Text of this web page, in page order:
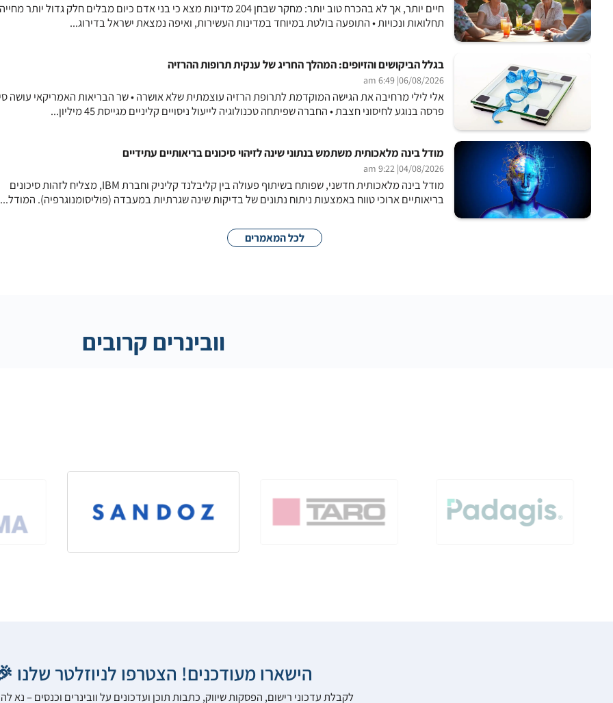
חיים יותר, אך לא בהכרח טוב יותר: מחקר שבחן 204 מדינות מצא כי בני אדם כיום מבלים חלק גדול
תחלואות ונכויות • התופעה בולטת במיוחד במדינות העשירות, ואיפה נמצאת ישראל בדירוג...
בגלל הביקושים והזיופים: המהלך החריג של ענקית תרופות ההרזיה
06/08/2026
| 6:49 am
אלי לילי מרחיבה את הגישה המוקדמת לתרופת הרזיה עוצמתית שלא אושרה • שר הבריאות האמריקאי עושה
פרסה בנוגע לחיסוני חצבת • החברה שפיתחה טכנולוגיה לייעול ניסויים קליניים מגייסת 45 מיליון...
מודל בינה מלאכותית משתמש בנתוני שינה לזיהוי סיכונים בריאותיים עתידיים
04/08/2026
| 9:22 am
מודל בינה מלאכותית חדשני, שפותח בשיתוף פעולה בין קליבלנד קליניק וחברת IBM, מצליח לזהות סיכונים
בריאותיים ארוכי טווח באמצעות ניתוח נתונים של בדיקות שינה שגרתיות במעבדה (פוליסומנוגרפיה). המודל...
לכל המאמרים
וובינרים קרובים
הישארו מעודכנים! הצטרפו לניוזלטר שלנו
לקבלת עדכוני רישום, הפסקות שיווק, כתבות תוכן ועדכונים על וובינרים וכנסים – נא